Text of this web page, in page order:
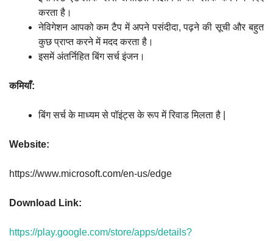
करता है।
नेविगेशन आपको कम टैप में अपने पसंदीदा, पढ़ने की सूची और बहुत
कुछ प्राप्त करने में मदद करता है।
इसमें अंतर्निहित बिंग सर्च इंजन।
कमियाँ:
बिंग सर्च के माध्यम से पॉइंट्स के रूप में रिवाड मिलता है |
Website:
https://www.microsoft.com/en-us/edge
Download Link:
https://play.google.com/store/apps/details?